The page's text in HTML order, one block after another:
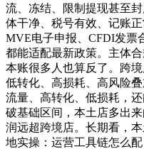
流、冻结、限制提现甚至
体干净、税号有效、记账
MVE电子申报、CFDI发票
都能适配最新政策。主体
本账很多人也算反了。跨
低转化、高损耗、高风险
流量、高转化、低损耗，
破基础区间，本土店多出
润远超跨境店。长期看，
地实操：运营工具链怎么